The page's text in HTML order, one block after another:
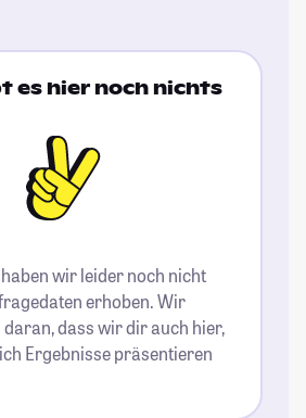
es hier noch nichts
wir leider noch nicht
erhoben. Wir
dass wir dir auch hier,
Ergebnisse präsentieren